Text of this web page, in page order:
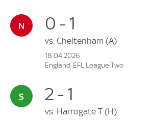
0 - 1
vs. Cheltenham (A)
18.04.2026
England, EFL League Two
2 - 1
vs. Harrogate T (H)